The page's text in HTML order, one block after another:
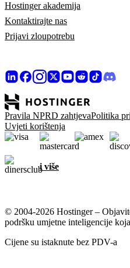
Hostinger akademija
Kontaktirajte nas
Prijavi zloupotrebu
Pravila NPRD zahtjevaPolitika
Uvjeti korištenja
i više
© 2004-2026 Hostinger –
podršku umjetne inteligencije
Cijene su istaknute bez PDV-a